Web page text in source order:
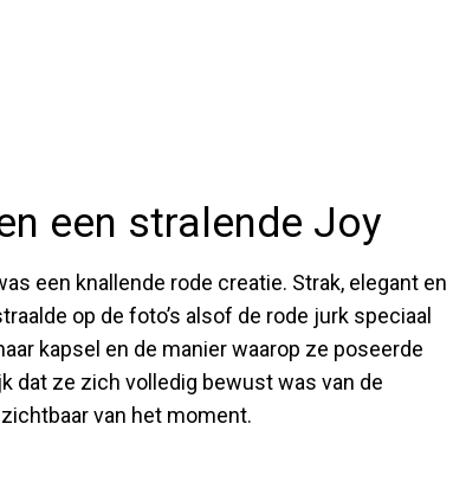
een stralende Joy
een knallende rode creatie. Strak, elegant en
op de foto’s alsof de rode jurk speciaal
kapsel en de manier waarop ze poseerde
dat ze zich volledig bewust was van de
van het moment.